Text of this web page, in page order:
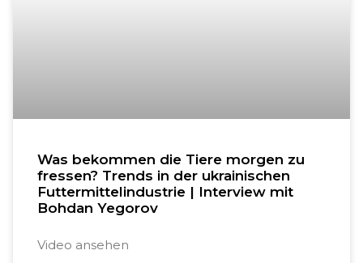
Was bekommen die Tiere morgen zu
fressen? Trends in der ukrainischen
Futtermittelindustrie | Interview mit
Bohdan Yegorov
Video ansehen